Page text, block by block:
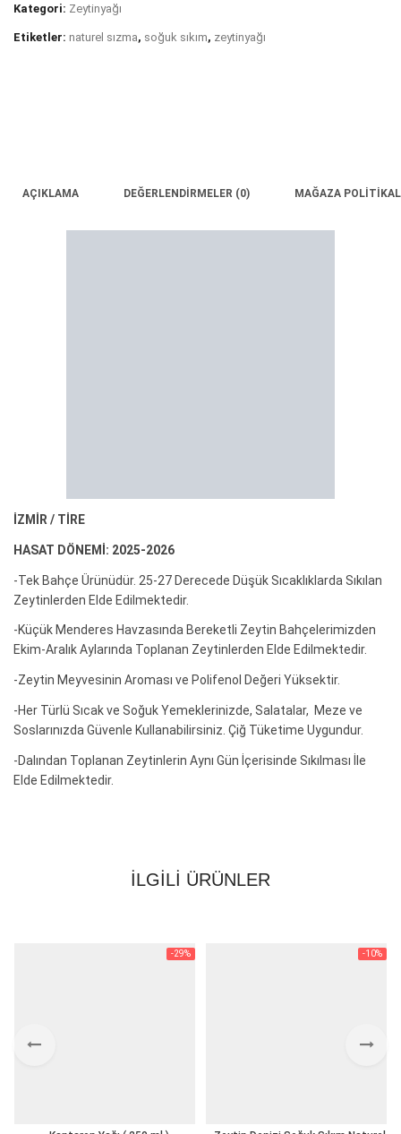
Kategori: Zeytinyağı
Etiketler: naturel sızma, soğuk sıkım, zeytinyağı
AÇIKLAMA DEĞERLENDIRMELER (0) MAĞAZA
İZMİR / TİRE
HASAT DÖNEMİ: 2025-2026
-Tek Bahçe Ürünüdür. 25-27 Derecede Düşük Sıcaklıklarda Sıkılan
Zeytinlerden Elde Edilmektedir.
-Küçük Menderes Havzasında Bereketli Zeytin Bahçelerimizden
Ekim-Aralık Aylarında Toplanan Zeytinlerden Elde Edilmektedir.
-Zeytin Meyvesinin Aroması ve Polifenol Değeri Yüksektir.
-Her Türlü Sıcak ve Soğuk Yemeklerinizde, Salatalar, Meze ve
Soslarınızda Güvenle Kullanabilirsiniz. Çiğ Tüketime Uygundur.
-Dalından Toplanan Zeytinlerin Aynı Gün İçerisinde Sıkılması İle
Elde Edilmektedir.
product may leave a review.
İLGILI ÜRÜNLER
-29% -10%